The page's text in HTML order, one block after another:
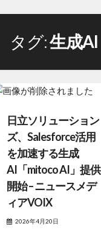
タグ:生成AI
日立ソリューション
ズ、Salesforce活用
を加速する生成
AI「mitoco AI」提供
開始 – ニュースメデ
ィアVOIX
2026年4月20日